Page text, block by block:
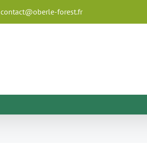
contact@oberle-forest.fr